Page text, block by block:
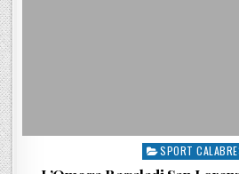
Posted in
SPORT